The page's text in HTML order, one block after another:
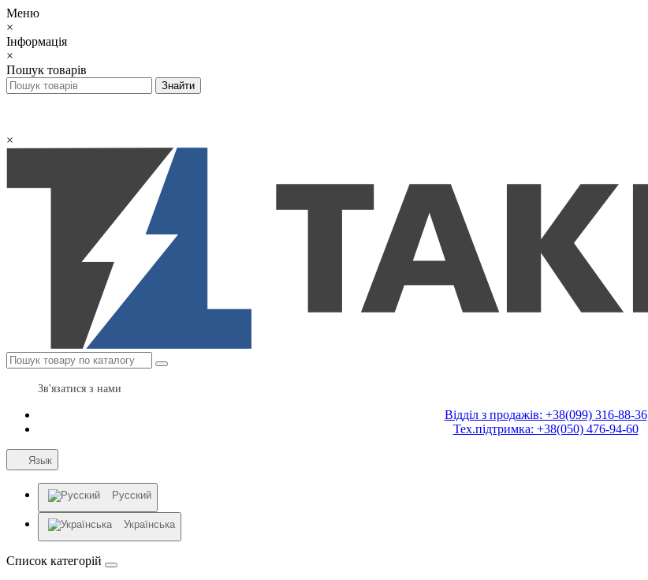
Меню
×
Інформація
×
Пошук товарів
×
Зв'язатися з нами
Відділ з продажів: +38(099) 316-88-36
Тех.підтримка: +38(050) 476-94-60
Язык
Русский
Українська
Список категорій